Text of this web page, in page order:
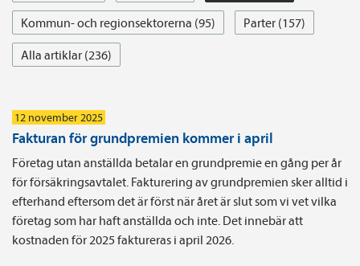
Kommun- och regionsektorerna (95)
Parter (157)
Alla artiklar (236)
12 november 2025
Fakturan för grundpremien kommer i april
Företag utan anställda betalar en grundpremie en gång per år
för försäkringsavtalet. Fakturering av grundpremien sker alltid i
efterhand eftersom det är först när året är slut som vi vet vilka
företag som har haft anställda och inte. Det innebär att
kostnaden för 2025 faktureras i april 2026.